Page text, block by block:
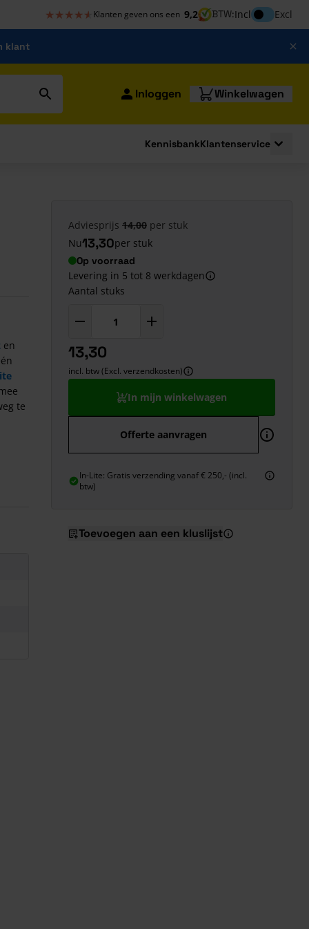
★★★★★
★★★★★ Klanten geven ons een 9,2 BTW:InclInclusief btw
Excl
klant
Inloggen Winkelwagen
KennisbankKlantenservice
en
te
Adviesprijs 14,00 per stuk
Nu13,30per stuk
Op voorraad
Levering in 5 tot 8 werkdagen
Aantal stuks
13,30
incl. btw (Excl. verzendkosten)
In mijn winkelwagen
Offerte aanvragen
In-Lite: Gratis verzending vanaf € 250,- (incl.
btw)
Toevoegen aan een kluslijst